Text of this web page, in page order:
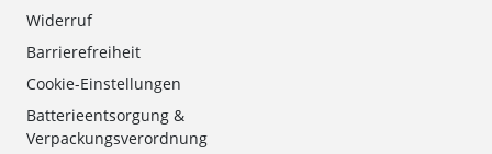
Widerruf
Barrierefreiheit
Cookie-Einstellungen
Batterieentsorgung &
Verpackungsverordnung